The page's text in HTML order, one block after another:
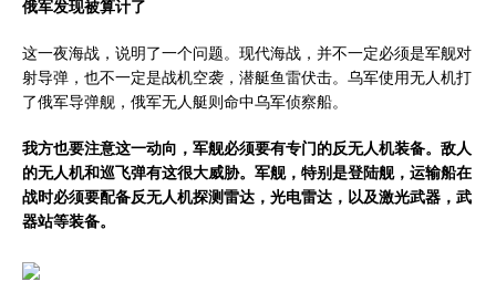
俄军发现被算计了
这一夜海战，说明了一个问题。现代海战，并不一定必须是军舰对
射导弹，也不一定是战机空袭，潜艇鱼雷伏击。乌军使用无人机打
了俄军导弹舰，俄军无人艇则命中乌军侦察船。
我方也要注意这一动向，军舰必须要有专门的反无人机装备。敌人
的无人机和巡飞弹有这很大威胁。军舰，特别是登陆舰，运输船在
战时必须要配备反无人机探测雷达，光电雷达，以及激光武器，武
器站等装备。